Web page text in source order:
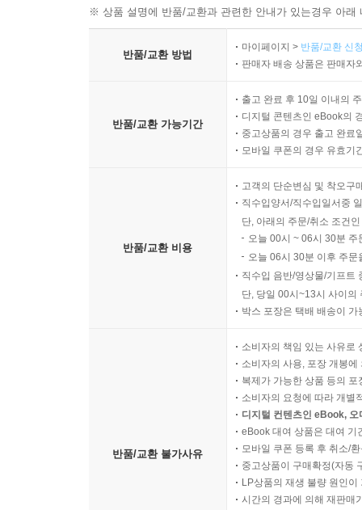
※ 상품 설명에 반품/교환과 관련한 안내가 있는경우 아
반품/교환 방법
마이페이지 > 반품/교환 신
판매자 배송 상품은 판매자
반품/교환 가능기간
출고 완료 후 10일 이내의
디지털 콘텐츠인 eBook의
중고상품의 경우 출고 완료
모바일 쿠폰의 경우 유효기
반품/교환 비용
고객의 단순변심 및 착오구
직수입양서/직수입일서중
단, 아래의 주문/취소 조건
오늘 00시 ~ 06시 30분
오늘 06시 30분 이후 주
직수입 음반/영상물/기프트
단, 당일 00시~13시 사이의
박스 포장은 택배 배송이
반품/교환 불가사유
소비자의 책임 있는 사유로
소비자의 사용, 포장 개봉
복제가 가능한 상품 등의
소비자의 요청에 따라 개별
디지털 컨텐츠인 eBook,
eBook 대여 상품은 대여 기
모바일 쿠폰 등록 후 취소/
중고상품이 구매확정(자동
LP상품의 재생 불량 원인
시간의 경과에 의해 재판매